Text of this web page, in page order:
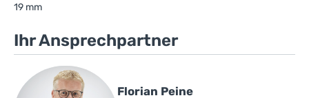
19 mm
Ihr Ansprechpartner
Florian Peine